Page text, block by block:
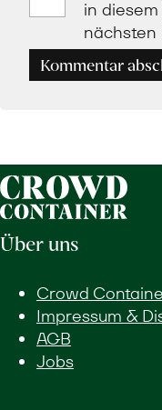
in
nächsten
Kommentar
Über uns
Crowd
Impressum &
AGB
Jobs